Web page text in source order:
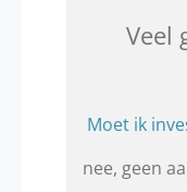
Veel
Moet ik
nee, geen